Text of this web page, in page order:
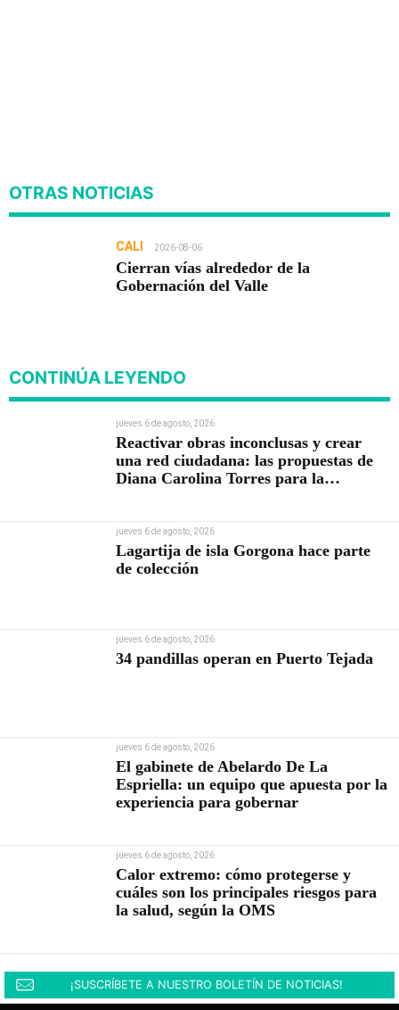
OTRAS NOTICIAS
CALI 2026-08-06
Cierran vías alrededor de la
Gobernación del Valle
CONTINÚA LEYENDO
jueves 6 de agosto, 2026
Reactivar obras inconclusas y crear
una red ciudadana: las propuestas de
Diana Carolina Torres para la
jueves 6 de agosto, 2026
Lagartija de isla Gorgona hace parte
de colección
jueves 6 de agosto, 2026
34 pandillas operan en Puerto Tejada
jueves 6 de agosto, 2026
El gabinete de Abelardo De La
Espriella: un equipo que apuesta por la
experiencia para gobernar
jueves 6 de agosto, 2026
Calor extremo: cómo protegerse y
cuáles son los principales riesgos para
la salud, según la OMS
¡SUSCRÍBETE A NUESTRO BOLETÍN DE NOTICIAS!